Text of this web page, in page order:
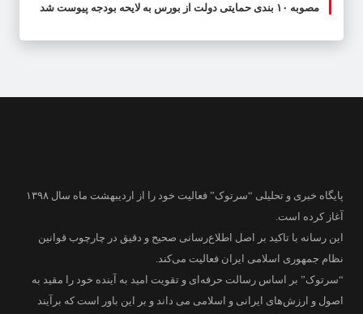
مصوبه ۱۰ بندی حمایتی دولت از بورس به لایحه بودجه پیوست شد
پایگاه خبری و تحلیلی “سرتوک” فعالیت خود را از اردیبهشت ماه سال ۱۳۹۸
آغاز کرده است.
این رسانه با تاکید بر اصل اطلاع‌رسانی صحیح و دقیق در چارچوب قوانین
نظام جمهوری اسلامی ایران فعالیت می‌کند.
“سرتوک” بر اساس رسالت حرفه‌ای و تقویت امید به آینده خود را مقید به
اصول و ارزش‌های ایرانی و اسلامی می داند و بر این باور است که برآیند